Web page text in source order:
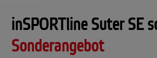
inSPORTline Suter SE
Sonderangebot